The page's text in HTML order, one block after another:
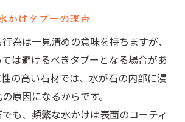
かけタブーの理由
為は一見清めの意味を持ちますが、
は避けるべきタブーとなる場合があ
の高い石材では、水が石の内部に浸
原因になるからです。
も、頻繁な水かけは表面のコーティ